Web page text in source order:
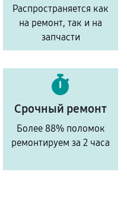
Распространяется как
на ремонт, так и на
запчасти
Срочный ремонт
Более 88% поломок
ремонтируем за 2 часа